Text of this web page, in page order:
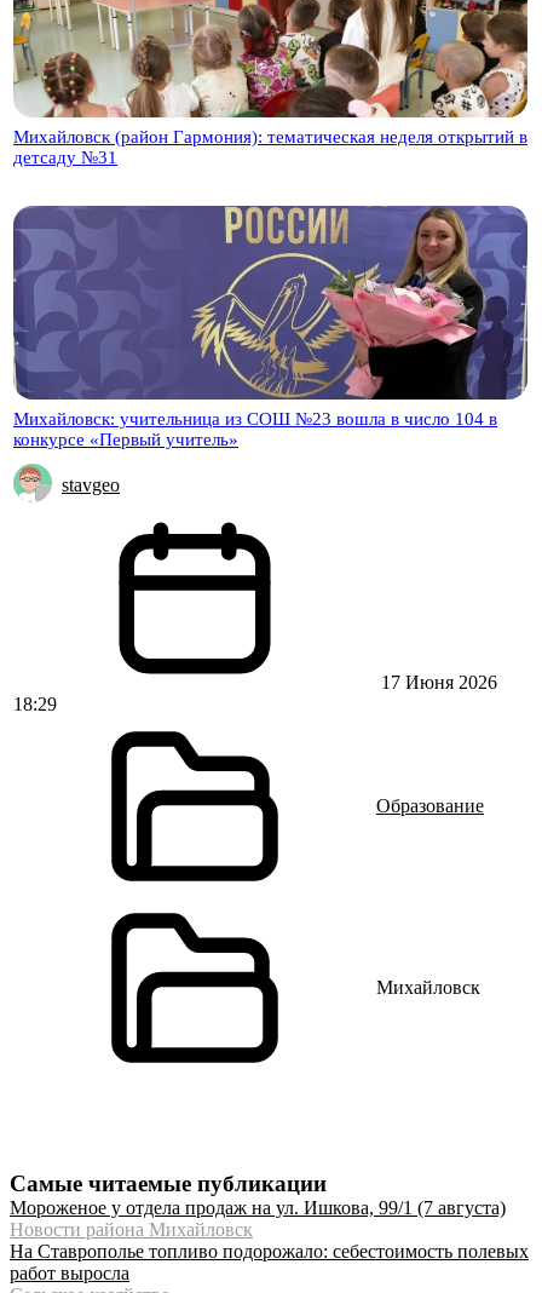
Михайловск (район Гармония): тематическая неделя открытий в
детсаду №31
Михайловск: учительница из СОШ №23 вошла в число 104 в
конкурсе «Первый учитель»
stavgeo
17 Июня 2026
18:29
Образование
Михайловск
Самые читаемые публикации
Мороженое у отдела продаж на ул. Ишкова, 99/1 (7 августа)
Новости района Михайловск
На Ставрополье топливо подорожало: себестоимость полевых
работ выросла